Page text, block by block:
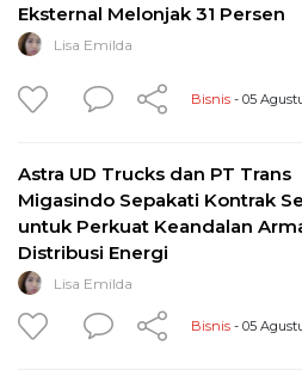
Eksternal Melonjak 31 Persen
Lisa Emilda
Bisnis - 05
Astra UD Trucks dan PT Trans
Migasindo Sepakati Kontrak
untuk Perkuat Keandalan
Distribusi Energi
Lisa Emilda
Bisnis - 05